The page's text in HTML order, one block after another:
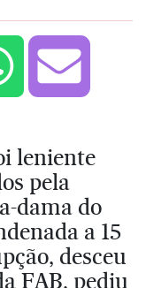
leniente
pela
dama do
a 15
desceu
FAB, pediu